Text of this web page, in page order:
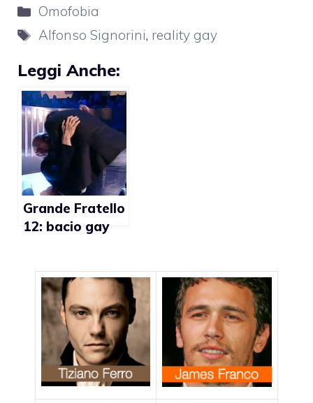
Categorie
Omofobia
Tag
Alfonso Signorini, reality gay
Leggi Anche:
Grande Fratello
12: bacio gay
Ferdinando
Giordano
(video)